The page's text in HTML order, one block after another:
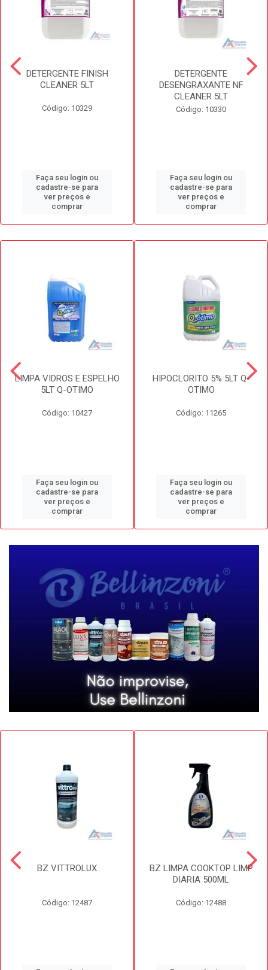
DETERGENTE FINISH
CLEANER 5LT
Código: 10329
Faça seu login ou
cadastre-se para
ver preços e
comprar
DETERGENTE
DESENGRAXANTE NF
CLEANER 5LT
Código: 10330
Faça seu login ou
cadastre-se para
ver preços e
comprar
LIMPA VIDROS E ESPELHO
5LT Q-OTIMO
Código: 10427
Faça seu login ou
cadastre-se para
ver preços e
comprar
HIPOCLORITO 5% 5LT Q-
OTIMO
Código: 11265
Faça seu login ou
cadastre-se para
ver preços e
comprar
BZ VITTROLUX
Código: 12487
BZ LIMPA COOKTOP LIMP
DIARIA 500ML
Código: 12488